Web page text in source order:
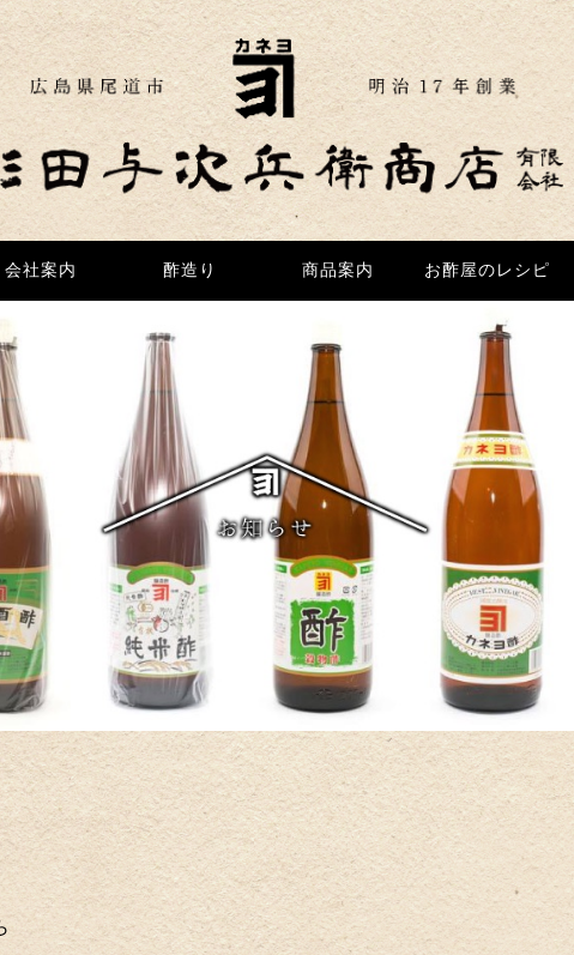
会社案内 酢造り 商品案内 お酢屋のレシピ
会社案内 酢造り 商品案内 お酢屋のレシピ